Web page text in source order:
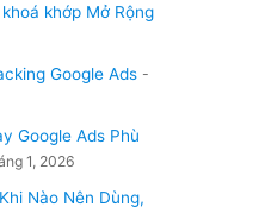
khớp Mở Rộng
Google Ads
Google Ads Phù
1, 2026
Nào Nên Dùng,